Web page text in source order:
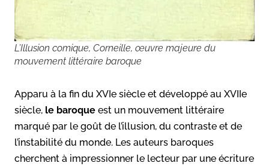
L’Illusion comique, Corneille, œuvre majeure du
mouvement littéraire baroque
Apparu à la fin du XVIe siècle et développé au XVIIe
siècle, le baroque est un mouvement littéraire
marqué par le goût de l’illusion, du contraste et de
l’instabilité du monde. Les auteurs baroques
cherchent à impressionner le lecteur par une écriture